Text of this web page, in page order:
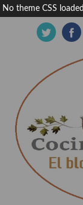
No theme CSS loaded